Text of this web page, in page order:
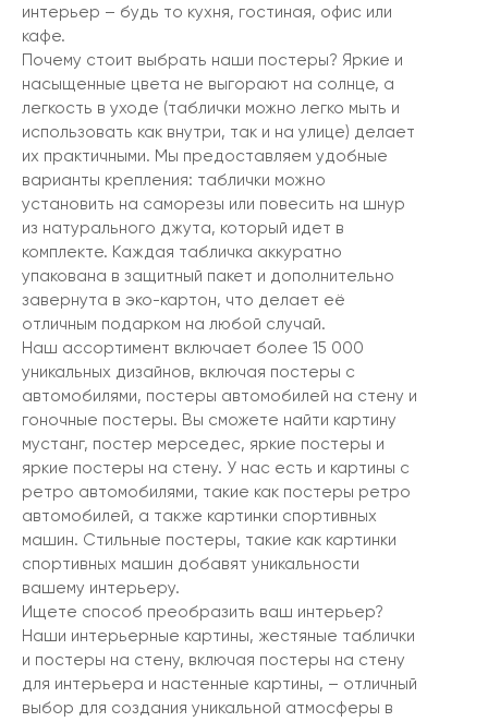
интерьер – будь то кухня, гостиная, офис или
кафе.
Почему стоит выбрать наши постеры? Яркие и
насыщенные цвета не выгорают на солнце, а
легкость в уходе (таблички можно легко мыть и
использовать как внутри, так и на улице) делает
их практичными. Мы предоставляем удобные
варианты крепления: таблички можно
установить на саморезы или повесить на шнур
из натурального джута, который идет в
комплекте. Каждая табличка аккуратно
упакована в защитный пакет и дополнительно
завернута в эко-картон, что делает её
отличным подарком на любой случай.
Наш ассортимент включает более 15 000
уникальных дизайнов, включая постеры с
автомобилями, постеры автомобилей на стену и
гоночные постеры. Вы сможете найти картину
мустанг, постер мерседес, яркие постеры и
яркие постеры на стену. У нас есть и картины с
ретро автомобилями, такие как постеры ретро
автомобилей, а также картинки спортивных
машин. Стильные постеры, такие как картинки
спортивных машин добавят уникальности
вашему интерьеру.
Ищете способ преобразить ваш интерьер?
Наши интерьерные картины, жестяные таблички
и постеры на стену, включая постеры на стену
для интерьера и настенные картины, – отличный
выбор для создания уникальной атмосферы в